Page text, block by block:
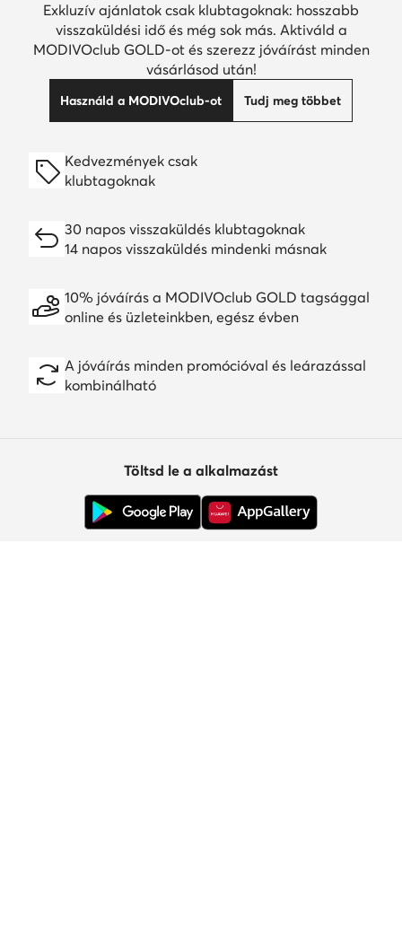
Exkluzív ajánlatok csak klubtagoknak: hosszabb
visszaküldési idő és még sok más. Aktiváld a
MODIVOclub GOLD-ot és szerezz jóváírást minden
vásárlásod után!
Használd a MODIVOclub-ot Tudj meg többet
Kedvezmények csak
klubtagoknak
30 napos visszaküldés klubtagoknak
14 napos visszaküldés mindenki másnak
10% jóváírás a MODIVOclub GOLD tagsággal
online és üzleteinkben, egész évben
A jóváírás minden promócióval és leárazással
kombinálható
Töltsd le a alkalmazást